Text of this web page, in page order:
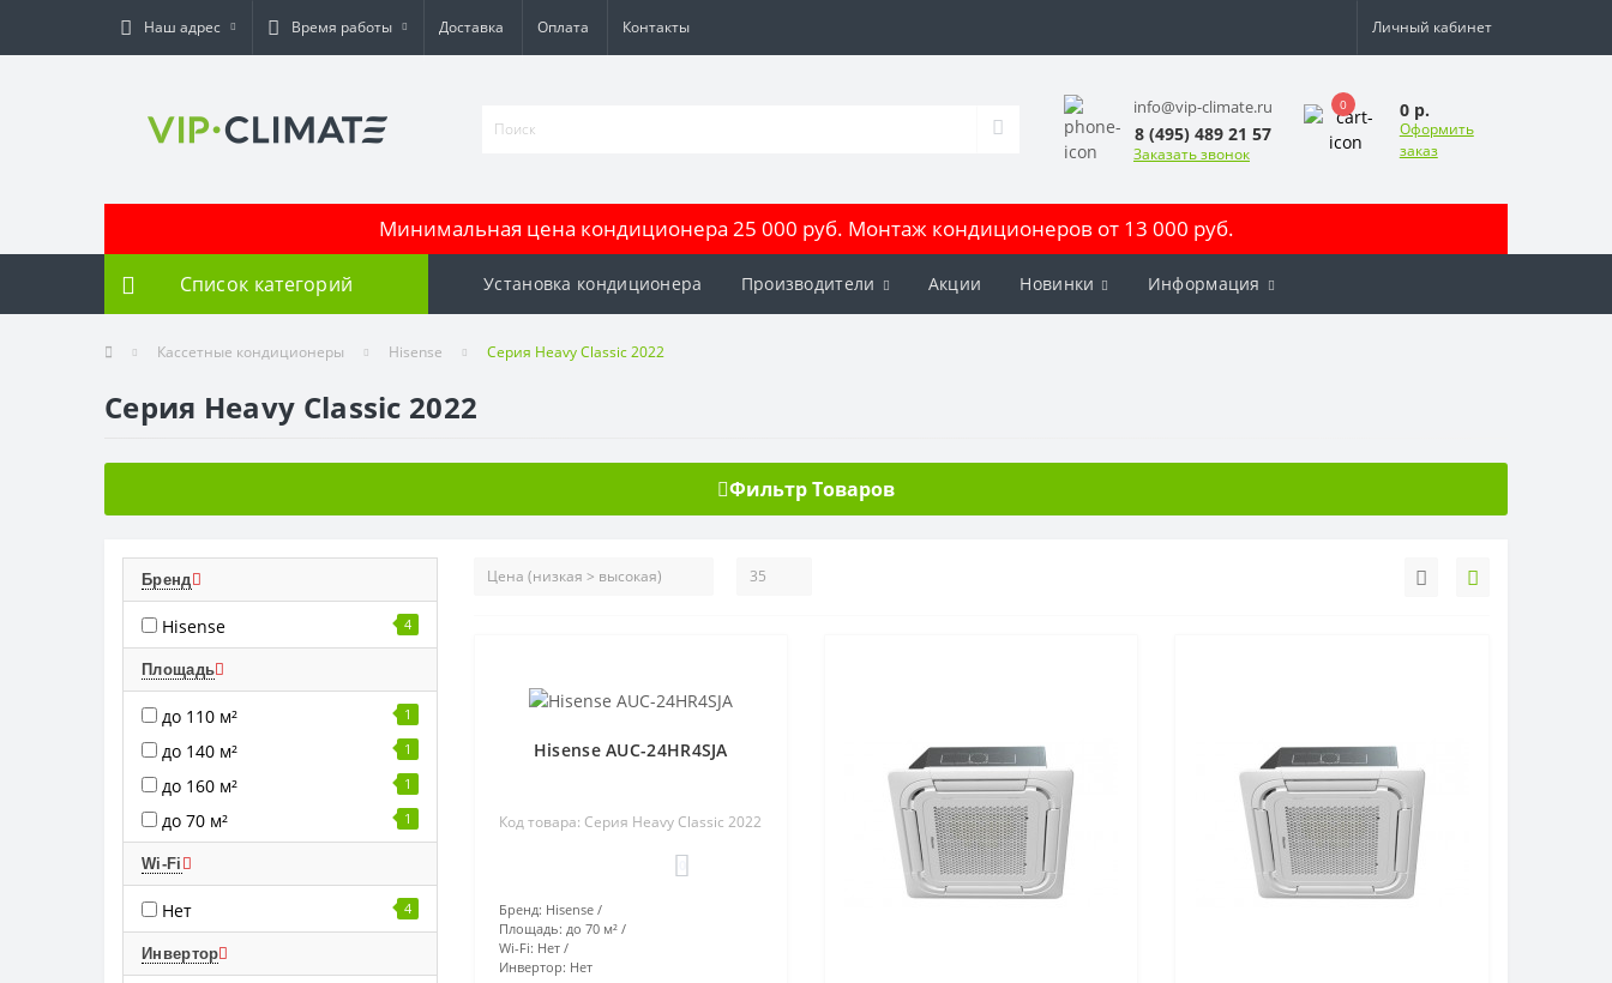
Наш адрес Время работы Доставка Оплата Контакты Личный кабинет
info@vip-climate.ru
8 (495) 489 21 57
Заказать звонок
0 0 р.
Оформить
заказ
Минимальная цена кондиционера 25 000 руб. Монтаж кондиционеров от 13 000 руб.
Список категорий Установка кондиционера Производители Акции Новинки Информация
Кассетные кондиционеры Hisense Серия Heavy Classic 2022
Серия Heavy Classic 2022
Фильтр Товаров
Бренд
Hisense 4
Площадь
до 110 м² 1
до 140 м² 1
до 160 м² 1
до 70 м² 1
Wi-Fi
Нет 4
Инвертор
Hisense AUC-24HR4SJA
Код товара: Серия Heavy Classic 2022
Бренд: Hisense
Площадь: до 70 м²
Wi-Fi: Нет
Инвертор: Нет